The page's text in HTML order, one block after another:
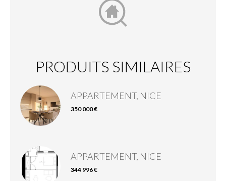
PRODUITS SIMILAIRES
APPARTEMENT, NICE
350 000 €
APPARTEMENT, NICE
344 996 €